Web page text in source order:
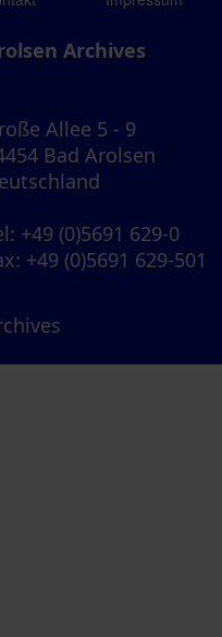
Archives
Allee 5 - 9
Bad Arolsen
: +49 (0)5691 629-0
: +49 (0)5691 629-501